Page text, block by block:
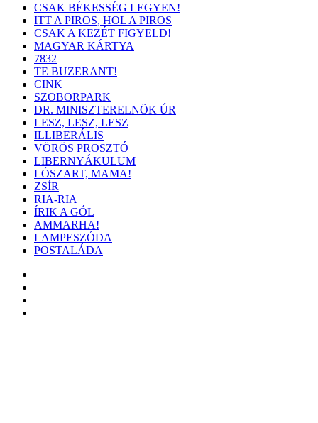
CSAK BÉKESSÉG LEGYEN!
ITT A PIROS, HOL A PIROS
CSAK A KEZÉT FIGYELD!
MAGYAR KÁRTYA
7832
TE BUZERANT!
CINK
SZOBORPARK
DR. MINISZTERELNÖK ÚR
LESZ, LESZ, LESZ
ILLIBERÁLIS
VÖRÖS PROSZTÓ
LIBERNYÁKULUM
LÓSZART, MAMA!
ZSÍR
RIA-RIA
ÍRIK A GÓL
AMMARHA!
LAMPESZÓDA
POSTALÁDA